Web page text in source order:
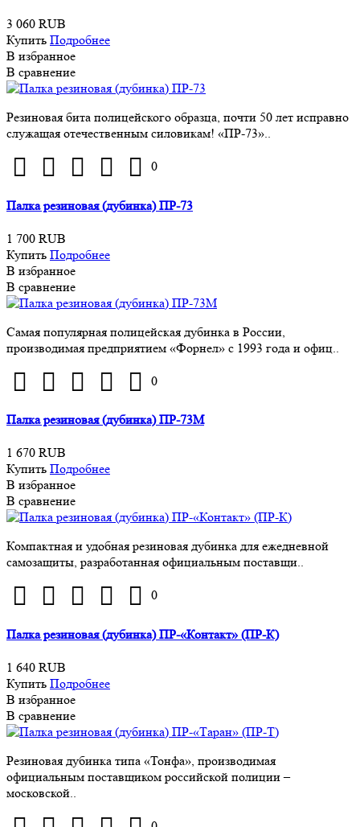
3 060 RUB
Купить Подробнее
В избранное
В сравнение
Резиновая бита полицейского образца, почти 50 лет исправно
служащая отечественным силовикам! «ПР-73»..
0
Палка резиновая (дубинка) ПР-73
1 700 RUB
Купить Подробнее
В избранное
В сравнение
Самая популярная полицейская дубинка в России,
производимая предприятием «Форнел» с 1993 года и офиц..
0
Палка резиновая (дубинка) ПР-73М
1 670 RUB
Купить Подробнее
В избранное
В сравнение
Компактная и удобная резиновая дубинка для ежедневной
самозащиты, разработанная официальным поставщи..
0
Палка резиновая (дубинка) ПР-«Контакт» (ПР-К)
1 640 RUB
Купить Подробнее
В избранное
В сравнение
Резиновая дубинка типа «Тонфа», производимая
официальным поставщиком российской полиции –
московской..